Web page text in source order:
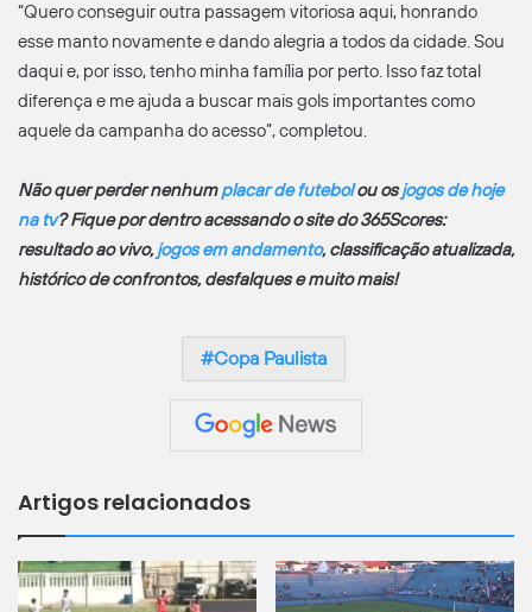
“Quero conseguir outra passagem vitoriosa aqui, honrando
esse manto novamente e dando alegria a todos da cidade. Sou
daqui e, por isso, tenho minha família por perto. Isso faz total
diferença e me ajuda a buscar mais gols importantes como
aquele da campanha do acesso”, completou.
Não quer perder nenhumplacar de futebolou osjogos de hoje
na tv? Fique por dentro acessando o site do 365Scores:
resultado ao vivo,jogos em andamento, classificação atualizada,
histórico de confrontos, desfalques e muito mais!
Copa Paulista
Artigos relacionados